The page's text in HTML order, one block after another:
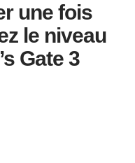
une fois
le niveau
Gate 3